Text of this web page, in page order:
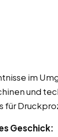
im
und
für
Geschick: